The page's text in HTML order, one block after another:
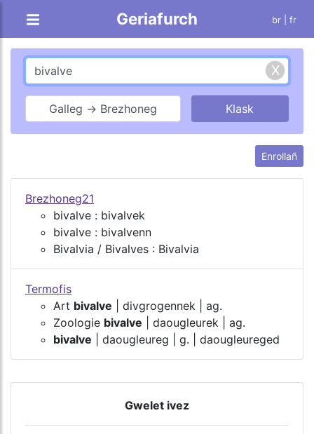
Geriafurch br | fr
Galleg → Brezhoneg
Enrollañ
Brezhoneg21
bivalve : bivalvek
bivalve : bivalvenn
Bivalvia / Bivalves : Bivalvia
Termofis
Art bivalve | divgrogennek | ag.
Zoologie bivalve | daougleurek | ag.
bivalve | daougleureg | g. | daougleureged
Gwelet ivez